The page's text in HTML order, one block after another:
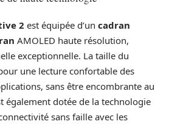
2 est équipée d’un cadran
AMOLED haute résolution,
exceptionnelle. La taille du
une lecture confortable des
sans être encombrante au
également dotée de la technologie
sans faille avec les